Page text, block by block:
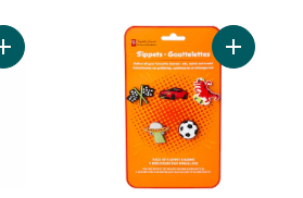
Ajouter Bouteille isotherme en acierAjouter